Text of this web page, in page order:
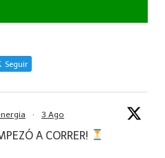
Seguir
· 3 Ago
A CORRER!